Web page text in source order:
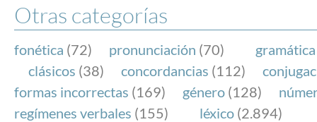
Otras categorías
fonética (72) pronunciación (70) gramática
clásicos (38) concordancias (112)
formas incorrectas (169) género (128)
regímenes verbales (155) léxico (2.894)